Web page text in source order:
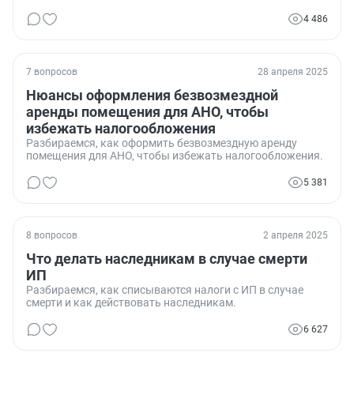
4 486
7 вопросов 28 апреля 2025
Нюансы оформления безвозмездной
аренды помещения для АНО, чтобы
избежать налогообложения
Разбираемся, как оформить безвозмездную аренду
помещения для АНО, чтобы избежать налогообложения.
5 381
8 вопросов 2 апреля 2025
Что делать наследникам в случае смерти
ИП
Разбираемся, как списываются налоги с ИП в случае
смерти и как действовать наследникам.
6 627